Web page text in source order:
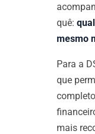
quê:
mesmo
Para a
que
mais